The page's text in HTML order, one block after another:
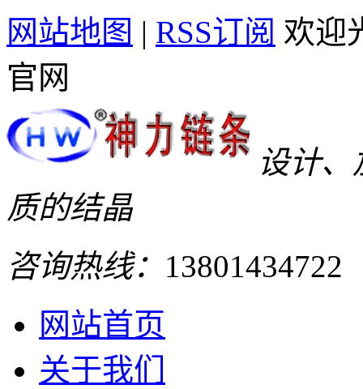
网站地图 | RSS订阅 欢迎
官网
设计
质的结晶
咨询热线： 13801434722
网站首页
关于我们